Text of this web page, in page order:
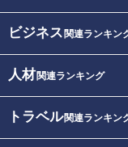
ビジネス 関連ランキン
人材関連ランキング
トラベル関連ランキン